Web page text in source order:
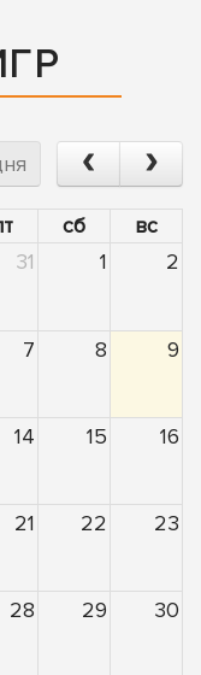
сб
вс
31 1 2
7 8 9
14 15 16
21 22 23
28 29 30